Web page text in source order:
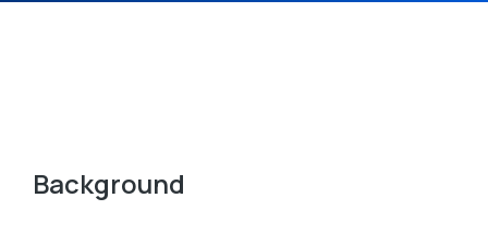
Background